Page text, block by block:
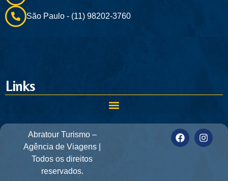
São Paulo - (11) 98202-3760
Links
Abratour Turismo –
Agência de Viagens |
Todos os direitos
reservados.